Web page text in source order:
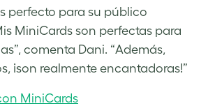
perfecto para su público
MiniCards son perfectas para
comenta Dani. “Además,
¡son realmente encantadoras!”
MiniCards